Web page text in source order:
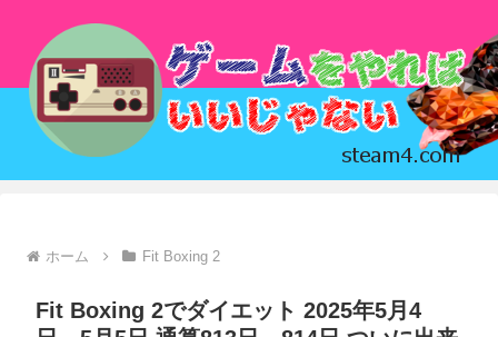
ホーム Fit Boxing 2
Fit Boxing 2でダイエット 2025年5月4